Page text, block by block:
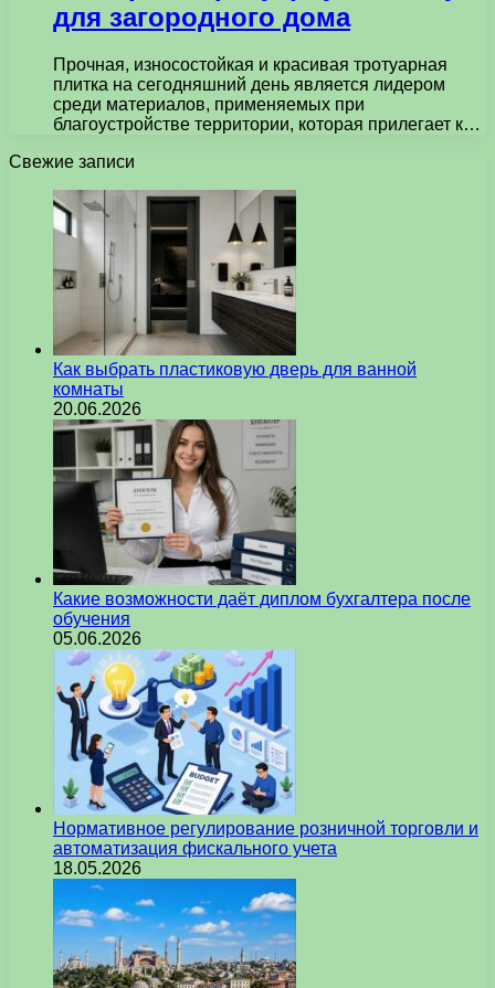
для загородного дома
Прочная, износостойкая и красивая тротуарная
плитка на сегодняшний день является лидером
среди материалов, применяемых при
благоустройстве территории, которая прилегает к…
Свежие записи
Как выбрать пластиковую дверь для ванной
комнаты
20.06.2026
Какие возможности даёт диплом бухгалтера после
обучения
05.06.2026
Нормативное регулирование розничной торговли и
автоматизация фискального учета
18.05.2026